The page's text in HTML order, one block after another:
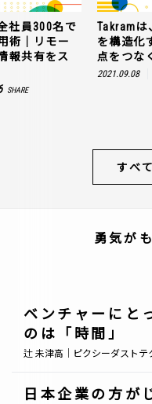
社員300名で
術｜リモー
報共有をス
SHARE
Takramは
を構造化
点をつな
2021.09.08
すべ
勇気が
ベンチャーにと
のは「時間」
辻 未津高｜ピクシーダストテ
日本企業の方が